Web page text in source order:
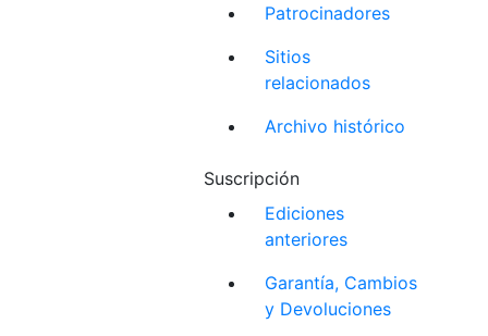
Patrocinadores
Sitios
relacionados
Archivo histórico
Suscripción
Ediciones
anteriores
Garantía, Cambios
y Devoluciones